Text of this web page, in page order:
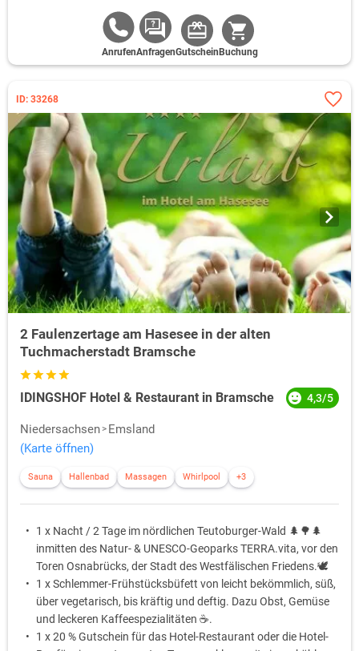
AnrufenAnfragenGutschein Buchung
ID: 33268
2 Faulenzertage am Hasesee in der alten
Tuchmacherstadt Bramsche
IDINGSHOF Hotel & Restaurant in Bramsche 4,3/5
Niedersachsen
Emsland
(Karte öffnen)
Sauna Hallenbad Massagen Whirlpool +3
1 x Nacht / 2 Tage im nördlichen Teutoburger-Wald 🌲🌳🌲
inmitten des Natur- & UNESCO-Geoparks TERRA.vita, vor den
Toren Osnabrücks, der Stadt des Westfälischen Friedens.🕊️
1 x Schlemmer-Frühstücksbüfett von leicht bekömmlich, süß,
über vegetarisch, bis kräftig und deftig. Dazu Obst, Gemüse
und leckeren Kaffeespezialitäten ☕️.
1 x 20 % Gutschein für das Hotel-Restaurant oder die Hotel-